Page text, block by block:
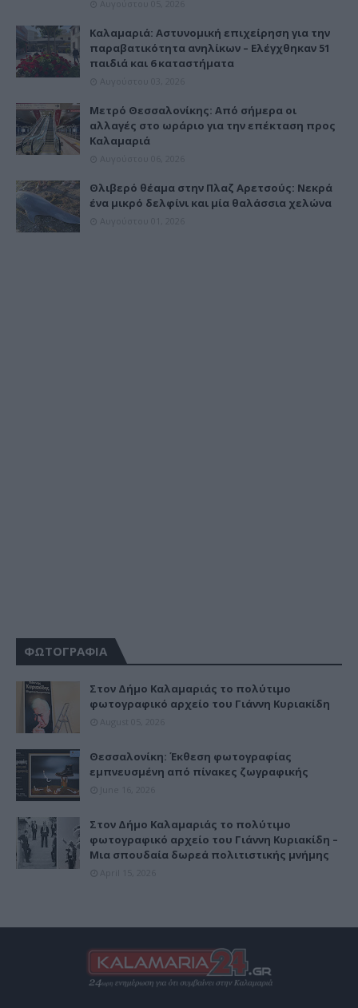
Καλαμαριά: Αστυνομική επιχείρηση για την
παραβατικότητα ανηλίκων – Ελέγχθηκαν 51
παιδιά και 6 καταστήματα
Μετρό Θεσσαλονίκης: Από σήμερα οι
αλλαγές στο ωράριο για την επέκταση προς
Καλαμαριά
Θλιβερό θέαμα στην Πλαζ Αρετσούς: Νεκρά
ένα μικρό δελφίνι και μία θαλάσσια χελώνα
ΦΩΤΟΓΡΑΦΙΑ
Στον Δήμο Καλαμαριάς το πολύτιμο
φωτογραφικό αρχείο του Γιάννη Κυριακίδη
Θεσσαλονίκη: Έκθεση φωτογραφίας
εμπνευσμένη από πίνακες ζωγραφικής
Στον Δήμο Καλαμαριάς το πολύτιμο
φωτογραφικό αρχείο του Γιάννη Κυριακίδη –
Μια σπουδαία δωρεά πολιτιστικής μνήμης